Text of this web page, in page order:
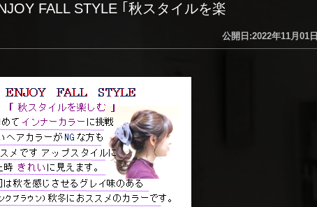
FALL STYLE ｢秋スタイルを楽
公開日:2022年11月01日